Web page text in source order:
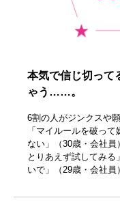
本気で信じ切って
ゃう……。
6割の人がジンクスや
「マイルールを破っ
ない」（30歳・会社員
とりあえず試してみる
いで」（29歳・会社員